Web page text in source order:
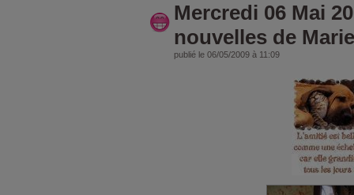
Mercredi 06 Mai
nouvelles de
publié le 06/05/2009 à 11:09